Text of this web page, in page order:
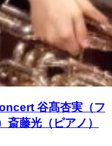
谷髙杏実（フ
藤光（ピアノ）